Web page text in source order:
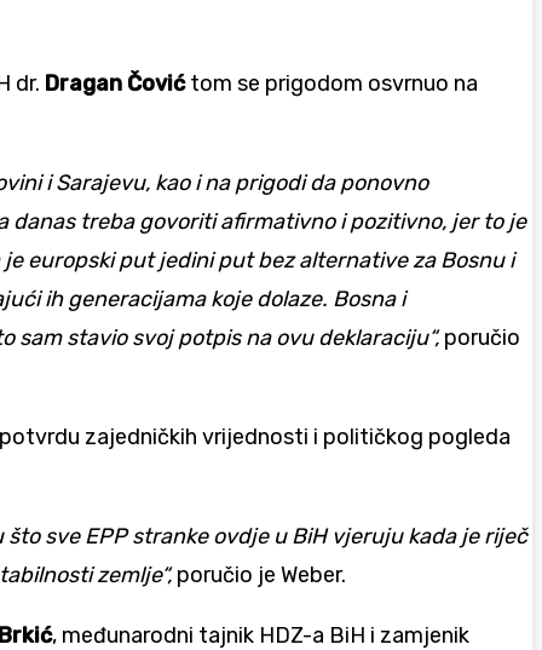
dr. Dragan Čovićtom se prigodom osvrnuo na
i Sarajevu, kao i na prigodi da ponovno
danas treba govoriti afirmativno i pozitivno, jer to je
europski put jedini put bez alternative za Bosnu i
ih generacijama koje dolaze. Bosna i
stavio svoj potpis na ovu deklaraciju“,poručio
zajedničkih vrijednosti i političkog pogleda
sve EPP stranke ovdje u BiH vjeruju kada je riječ
zemlje“,poručio je Weber.
, međunarodni tajnik HDZ-a BiH i zamjenik